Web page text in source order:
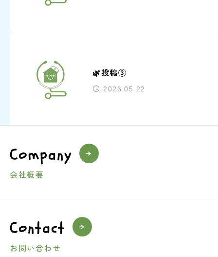
🌿投稿③
2026.05.22
Company
会社概要
Contact
お問い合わせ